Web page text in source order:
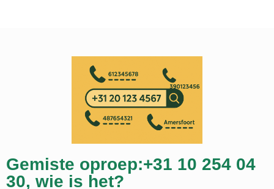
Gemiste oproep:+31 10 254 04
30, wie is het?